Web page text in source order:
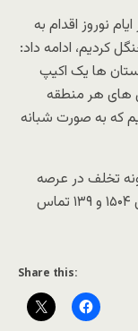
نوروز اقدام به
کردیم، ادامه داد:
ها یک اکیپ
های هر منطقه
که به صورت شبانه
تخلف در عرصه
های منابع طبیعی استان گیلان با شماره های ۱۵۰۴ و ۱۳۹ تماس
Share this: